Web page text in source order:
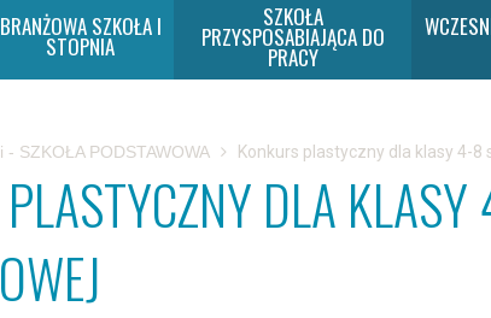
BRANŻOWA SZKOŁA I
STOPNIA
SZKOŁA
PRZYSPOSABIAJĄCA DO
PRACY
- SZKOŁA PODSTAWOWA Konkurs plastyczny dla klasy 4-8
DLA